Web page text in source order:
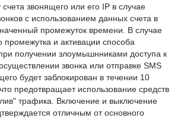
звонящего или его IP в случае
с использованием данных счета в
промежуток времени. В случае
промежутка и активации способа
получении злоумышнниками доступа к
звонка или отправке SMS
будет заблокирован в течении 10
предотвращает использование средств
трафика. Включение и выключение
отличным от основного